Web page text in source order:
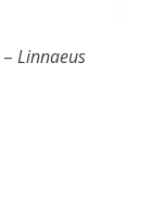
– Linnaeus